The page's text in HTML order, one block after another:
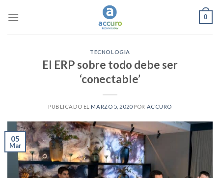
0
TECNOLOGIA
El ERP sobre todo debe ser
‘conectable’
PUBLICADO EL MARZO 5, 2020POR ACCURO
05
Mar